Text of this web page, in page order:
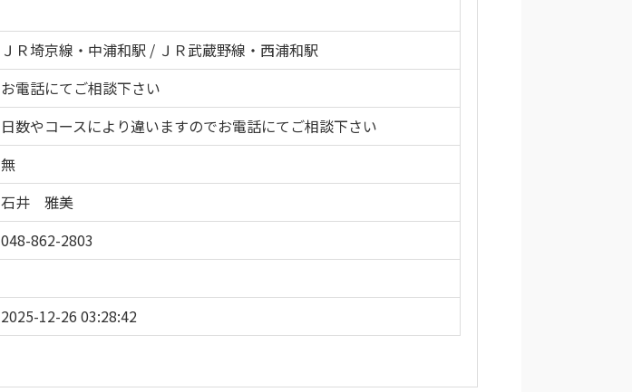
ＪＲ埼京線・中浦和駅 / ＪＲ武蔵野線・西浦和駅
お電話にてご相談下さい
日数やコースにより違いますのでお電話にてご相談下さい
無
石井 雅美
048-862-2803
2025-12-26 03:28:42